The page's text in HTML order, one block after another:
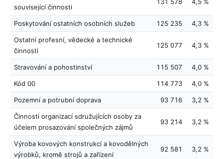
související činnosti
Poskytování ostatních osobních služeb 125 235 4,3 %
Ostatní profesní, vědecké a technické
činnosti
125 077 4,3 %
Stravování a pohostinství 115 507 4,0 %
Kód 00 114 773 4,0 %
Pozemní a potrubní doprava 93 716 3,2 %
Činnosti organizací sdružujících osoby za
účelem prosazování společných zájmů
93 214 3,2 %
Výroba kovových konstrukcí a kovodělných
výrobků, kromě strojů a zařízení
92 581 3,2 %